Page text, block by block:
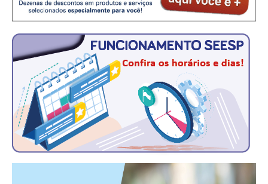
NOTÍCIAS NO WHATSAPP
PUBLICAÇÕES
PUBLICIDADE
MANUAL DE REDAÇÃO
RELEASES